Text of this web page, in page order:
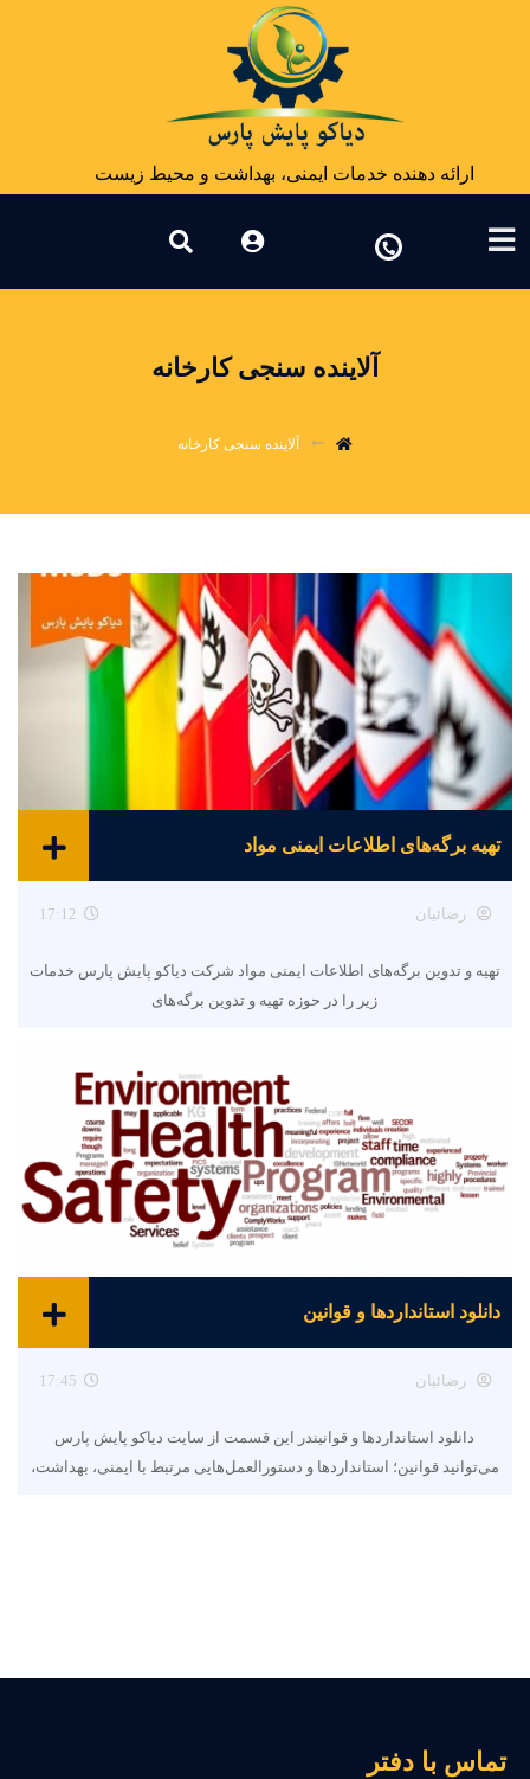
ارائه دهنده خدمات ایمنی، بهداشت و محیط زیست
آلاینده سنجی کارخانه
آلاینده سنجی کارخانه
تهیه برگه‌های اطلاعات ایمنی مواد
رضائیان 17:12
تهیه و تدوین برگه‌های اطلاعات ایمنی مواد شرکت دیاکو پایش پارس خدمات
زیر را در حوزه تهیه و تدوین برگه‌های
دانلود استانداردها و قوانین
رضائیان 17:45
دانلود استانداردها و قوانیندر این قسمت از سایت دیاکو پایش پارس
می‌توانید قوانین؛ استانداردها و دستورالعمل‌هایی مرتبط با ایمنی، بهداشت،
با دفتر